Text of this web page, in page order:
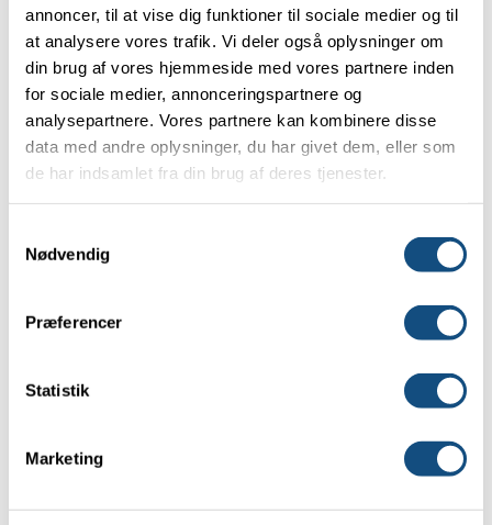
annoncer, til at vise dig funktioner til sociale medier og til
at analysere vores trafik. Vi deler også oplysninger om
din brug af vores hjemmeside med vores partnere inden
for sociale medier, annonceringspartnere og
analysepartnere. Vores partnere kan kombinere disse
data med andre oplysninger, du har givet dem, eller som
de har indsamlet fra din brug af deres tjenester.
Nødvendig
Præferencer
Statistik
Marketing
Danmark.
Fælles for alle vores kunder i denne sammenhæng
har været at skabe holdbare løsninger, der bidrog
positivt til produktion og effektivitet og generelt
indeklima.
Grundfos
, Frost Italy, Alfa Laval Danmark, Airwell og
Når vi beskæftiger os med køleanlæg til
måder. Det kan være køle- og fryserum, det kan